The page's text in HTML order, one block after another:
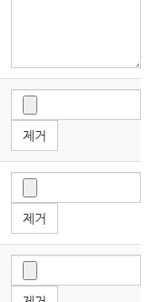
제거
제거